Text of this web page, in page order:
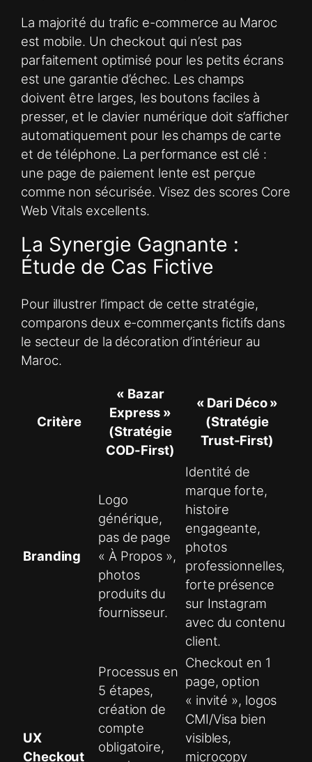
La majorité du trafic e-commerce au Maroc
est mobile. Un checkout qui n’est pas
parfaitement optimisé pour les petits écrans
est une garantie d’échec. Les champs
doivent être larges, les boutons faciles à
presser, et le clavier numérique doit s’afficher
automatiquement pour les champs de carte
et de téléphone. La performance est clé :
une page de paiement lente est perçue
comme non sécurisée. Visez des scores Core
Web Vitals excellents.
La Synergie Gagnante :
Étude de Cas Fictive
Pour illustrer l’impact de cette stratégie,
comparons deux e-commerçants fictifs dans
le secteur de la décoration d’intérieur au
Maroc.
Critère
« Bazar
Express »
(Stratégie
COD-First)
« Dari Déco »
(Stratégie
Trust-First)
Branding
Logo
générique,
pas de page
« À Propos »,
photos
produits du
fournisseur.
Identité de
marque forte,
histoire
engageante,
photos
professionnelles,
forte présence
sur Instagram
avec du contenu
client.
UX
Checkout
Processus en
5 étapes,
création de
compte
obligatoire,
Checkout en 1
page, option
« invité », logos
CMI/Visa bien
visibles,
microcopy